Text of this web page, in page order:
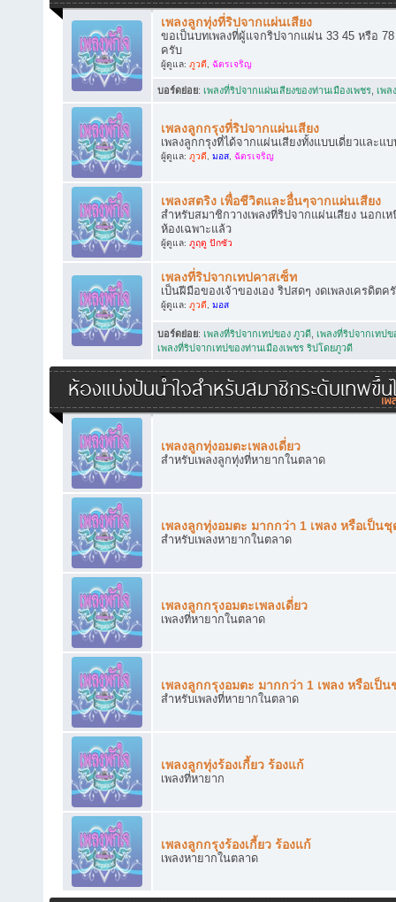
เพลงลูกทุ่งที่ริปจากแผ่นเสียง
ขอเป็นบทเพลงที่ผู้แจกริปจากแผ่น 33 45 หรือ 78
ครับ
ผู้ดูแล: ภูวดี, ฉัตรเจริญ
บอร์ดย่อย: เพลงที่ริปจากแผ่นเสียงของท่านเมืองเพชร เพล
เพลงลูกกรุงที่ริปจากแผ่นเสียง
เพลงลูกกรุงที่ได้จากแผ่นเสียงทั้งแบบเดี่ยวและแ
ผู้ดูแล: ภูวดี, มอส, ฉัตรเจริญ
เพลงสตริง เพื่อชีวิตและอื่นๆจากแผ่นเสียง
สำหรับสมาชิกวางเพลงที่ริปจากแผ่นเสียง นอกเ
ห้องเฉพาะแล้ว
ผู้ดูแล: ภูฤดู ปักซัว
เพลงที่ริปจากเทปคาสเซ็ท
เป็นฝีมือของเจ้าของเอง ริปสดๆ งดเพลงเครดิตค
ผู้ดูแล: ภูวดี, มอส
บอร์ดย่อย: เพลงที่ริปจากเทปของ ภูวดี เพลงที่ริปจากเทป
เพลงที่ริปจากเทปของท่านเมืองเพชร ริปโดยภูวดี
ห้องแบ่งปันน้ำใจสำหรับสมาชิกระดับเทพขึ้น
เพลงลูกทุ่งอมตะเพลงเดี่ยว
สำหรับเพลงลูกทุ่งที่หายากในตลาด
เพลงลูกทุ่งอมตะ มากกว่า 1 เพลง หรือเป็นชุ
สำหรับเพลงหายากในตลาด
เพลงลูกกรุงอมตะเพลงเดี่ยว
เพลงที่หายากในตลาด
เพลงลูกกรุงอมตะ มากกว่า 1 เพลง หรือเป็น
สำหรับเพลงที่หายากในตลาด
เพลงลูกทุ่งร้องเกี้ยว ร้องแก้
เพลงที่หายาก
เพลงลูกกรุงร้องเกี้ยว ร้องแก้
เพลงหายากในตลาด